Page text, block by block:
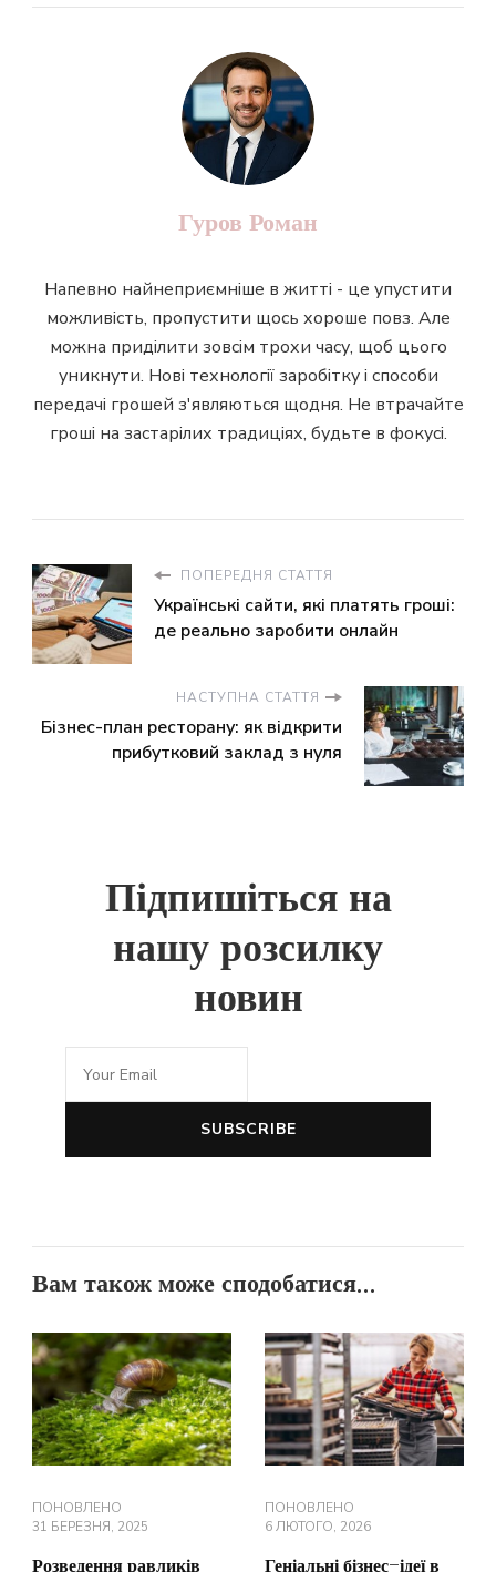
Гуров Роман
Напевно найнеприємніше в житті - це упустити
можливість, пропустити щось хороше повз. Але
можна приділити зовсім трохи часу, щоб цього
уникнути. Нові технології заробітку і способи
передачі грошей з'являються щодня. Не втрачайте
гроші на застарілих традиціях, будьте в фокусі.
ПОПЕРЕДНЯ СТАТТЯ
Українські сайти, які платять гроші:
де реально заробити онлайн
НАСТУПНА СТАТТЯ
Бізнес-план ресторану: як відкрити
прибутковий заклад з нуля
Підпишіться на
нашу розсилку
новин
Вам також може сподобатися...
ПОНОВЛЕНО
31 БЕРЕЗНЯ, 2025
Розведення равликів
ПОНОВЛЕНО
6 ЛЮТОГО, 2026
Геніальні бізнес-ідеї в